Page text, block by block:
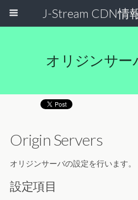
J-Stream CDN情
オリジンサー
Origin Servers
オリジンサーバの設定を行います。
設定項目